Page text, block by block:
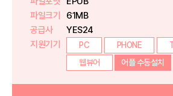
파일크기
61MB
공급사
YES24
지원기기
PC PHONE
웹뷰어
어플 수동설치